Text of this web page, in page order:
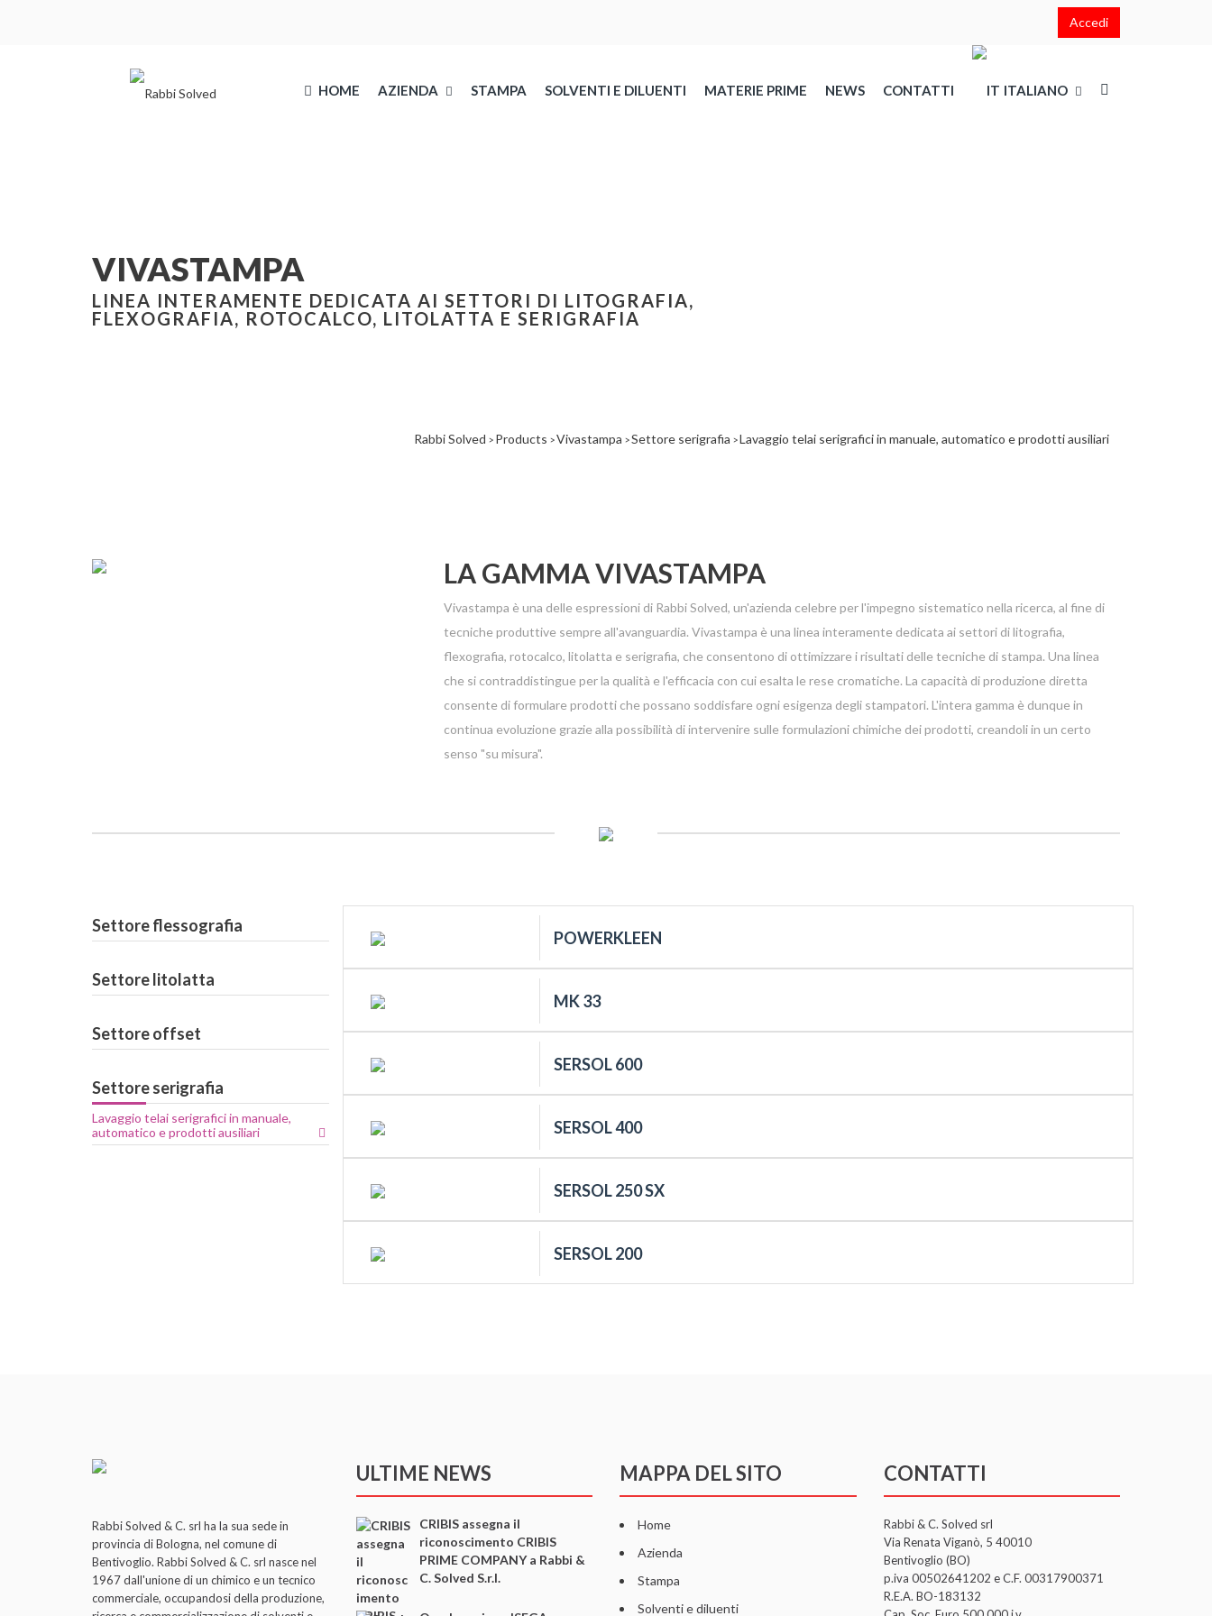
Accedi
HOME AZIENDA STAMPA SOLVENTI E DILUENTI MATERIE PRIME NEWS CONTATTI ITALIANO
VIVASTAMPA
LINEA INTERAMENTE DEDICATA AI SETTORI DI LITOGRAFIA,
FLEXOGRAFIA, ROTOCALCO, LITOLATTA E SERIGRAFIA
Rabbi Solved > Products >Vivastampa >Settore serigrafia >Lavaggio telai serigrafici in manuale, automatico e prodotti ausiliari
LA GAMMA VIVASTAMPA
Vivastampa è una delle espressioni di Rabbi Solved, un'azienda celebre per l'impegno sistematico nella ricerca, al fine di
tecniche produttive sempre all'avanguardia. Vivastampa è una linea interamente dedicata ai settori di litografia,
flexografia, rotocalco, litolatta e serigrafia, che consentono di ottimizzare i risultati delle tecniche di stampa. Una linea
che si contraddistingue per la qualità e l'efficacia con cui esalta le rese cromatiche. La capacità di produzione diretta
consente di formulare prodotti che possano soddisfare ogni esigenza degli stampatori. L'intera gamma è dunque in
continua evoluzione grazie alla possibilità di intervenire sulle formulazioni chimiche dei prodotti, creandoli in un certo
senso "su misura".
Settore flessografia
Settore litolatta
Settore offset
Settore serigrafia
Lavaggio telai serigrafici in manuale,
automatico e prodotti ausiliari
POWERKLEEN
MK 33
SERSOL 600
SERSOL 400
SERSOL 250 SX
SERSOL 200
Rabbi Solved & C. srl ha la sua sede in
provincia di Bologna, nel comune di
Bentivoglio. Rabbi Solved & C. srl nasce nel
1967 dall'unione di un chimico e un tecnico
commerciale, occupandosi della produzione,
ULTIME NEWS
CRIBIS assegna il
riconoscimento CRIBIS
PRIME COMPANY a Rabbi &
C. Solved S.r.l.
MAPPA DEL SITO
Home
Azienda
Stampa
Solventi e diluenti
CONTATTI
Rabbi & C. Solved srl
Via Renata Viganò, 5 40010
Bentivoglio (BO)
p.iva 00502641202 e C.F. 00317900371
R.E.A. BO-183132